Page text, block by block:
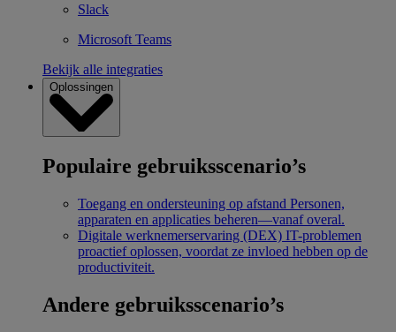
Slack
Microsoft Teams
Bekijk alle integraties
Oplossingen
Populaire gebruiksscenario’s
Toegang en ondersteuning op afstand Personen,
apparaten en applicaties beheren—vanaf overal.
Digitale werknemerservaring (DEX) IT-problemen
proactief oplossen, voordat ze invloed hebben op de
productiviteit.
Andere gebruiksscenario’s